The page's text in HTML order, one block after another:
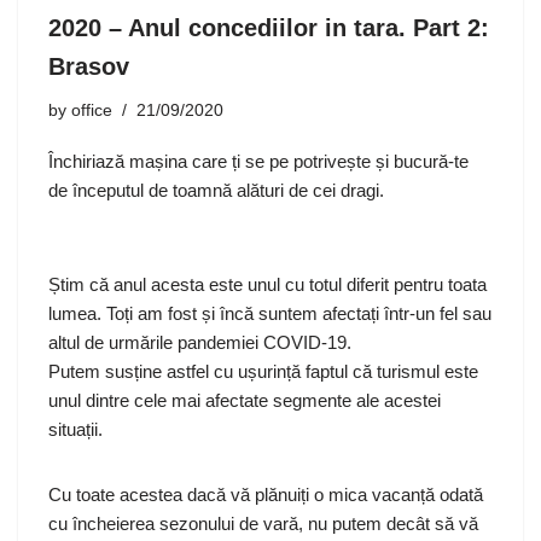
2020 – Anul concediilor in tara. Part 2:
Brasov
by office 21/09/2020
Închiriază mașina care ți se pe potrivește și bucură-te
de începutul de toamnă alături de cei dragi.
Știm că anul acesta este unul cu totul diferit pentru toata
lumea. Toți am fost și încă suntem afectați într-un fel sau
altul de urmările pandemiei COVID-19.
Putem susține astfel cu ușurință faptul că turismul este
unul dintre cele mai afectate segmente ale acestei
situații.
Cu toate acestea dacă vă plănuiți o mica vacanță odată
cu încheierea sezonului de vară, nu putem decât să vă